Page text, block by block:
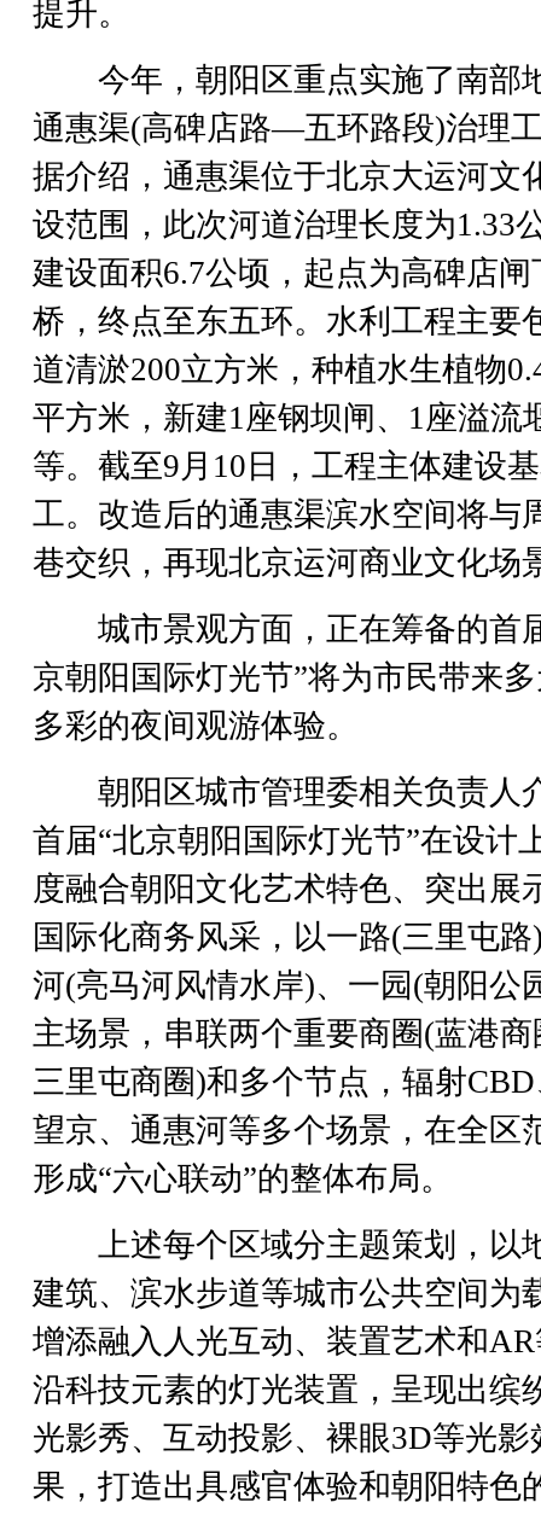
提升。
今年，朝阳区重点实施了南部
通惠渠(高碑店路—五环路段)治理
据介绍，通惠渠位于北京大运河文
设范围，此次河道治理长度为1.33
建设面积6.7公顷，起点为高碑店闸
桥，终点至东五环。水利工程主要
道清淤200立方米，种植水生植物
平方米，新建1座钢坝闸、1座溢流
等。截至9月10日，工程主体建设
工。改造后的通惠渠滨水空间将与
巷交织，再现北京运河商业文化场
城市景观方面，正在筹备的首
京朝阳国际灯光节”将为市民带来
多彩的夜间观游体验。
朝阳区城市管理委相关负责人
首届“北京朝阳国际灯光节”在设计
度融合朝阳文化艺术特色、突出展
国际化商务风采，以一路(三里屯
河(亮马河风情水岸)、一园(朝阳公
主场景，串联两个重要商圈(蓝港商
三里屯商圈)和多个节点，辐射
望京、通惠河等多个场景，在全区
形成“六心联动”的整体布局。
上述每个区域分主题策划，以
建筑、滨水步道等城市公共空间为
增添融入人光互动、装置艺术和
沿科技元素的灯光装置，呈现出缤
光影秀、互动投影、裸眼3D等光影
果，打造出具感官体验和朝阳特色